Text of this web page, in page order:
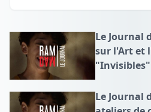
Le Journal
sur l'Art et
"Invisibles"
Le Journal